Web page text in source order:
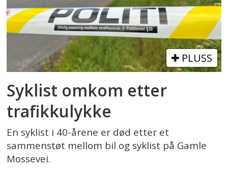
PLUSS
Syklist omkom etter
trafikkulykke
En syklist i 40-årene er død etter et
sammenstøt mellom bil og syklist på Gamle
Mossevei.